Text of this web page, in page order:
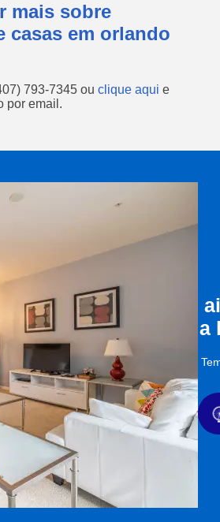
mais sobre
casas em orlando
793-7345 ou clique aqui e
por email.
a